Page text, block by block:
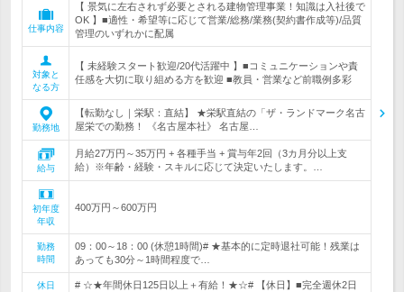
仕事内容
【 景気に左右されず必要とされる建物管理事業！知識は入社後で
OK 】■適性・希望等に応じて営業/総務/業務(契約書作成等)/品質
管理のいずれかに配属
対象と
なる方
【 未経験スタート歓迎/20代活躍中 】■コミュニケーションや責
任感を大切に取り組める方を歓迎 ■教員・営業など前職例多彩
勤務地
【転勤なし｜栄駅：直結】 ★栄駅直結の「ザ・ランドマーク名古
屋栄での勤務！ 《名古屋本社》 名古屋…
給与
月給27万円～35万円 + 各種手当 + 賞与年2回（3カ月分以上支
給）※年齢・経験・スキルに応じて決定いたします。…
初年度
年収
400万円～600万円
勤務
時間
09：00～18：00 (休憩1時間)# ★基本的に定時退社可能！残業は
あっても30分～1時間程度で…
休日
# ☆★年間休日125日以上＋有給！★☆# 【休日】■完全週休2日